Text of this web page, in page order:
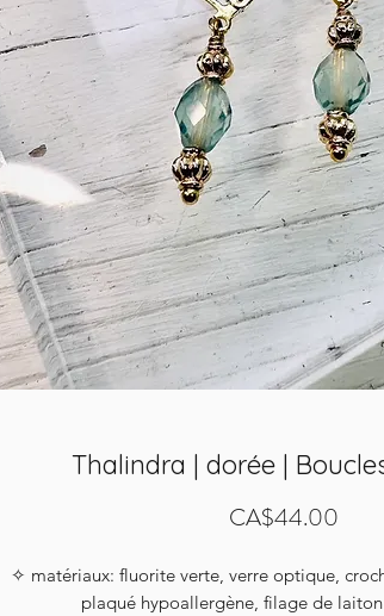
Thalindra | dorée |
CA$44.00Price
✧ matériaux: fluorite verte, verre optique,
plaqué hypoallergène, filage de